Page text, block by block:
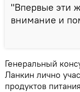
"Впервые эти
внимание и
Генеральный
Ланкин лично
продуктов